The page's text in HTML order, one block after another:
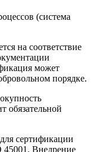
(система
на соответствие
может
порядке.
обязательной
сертификации
45001. Внедрение